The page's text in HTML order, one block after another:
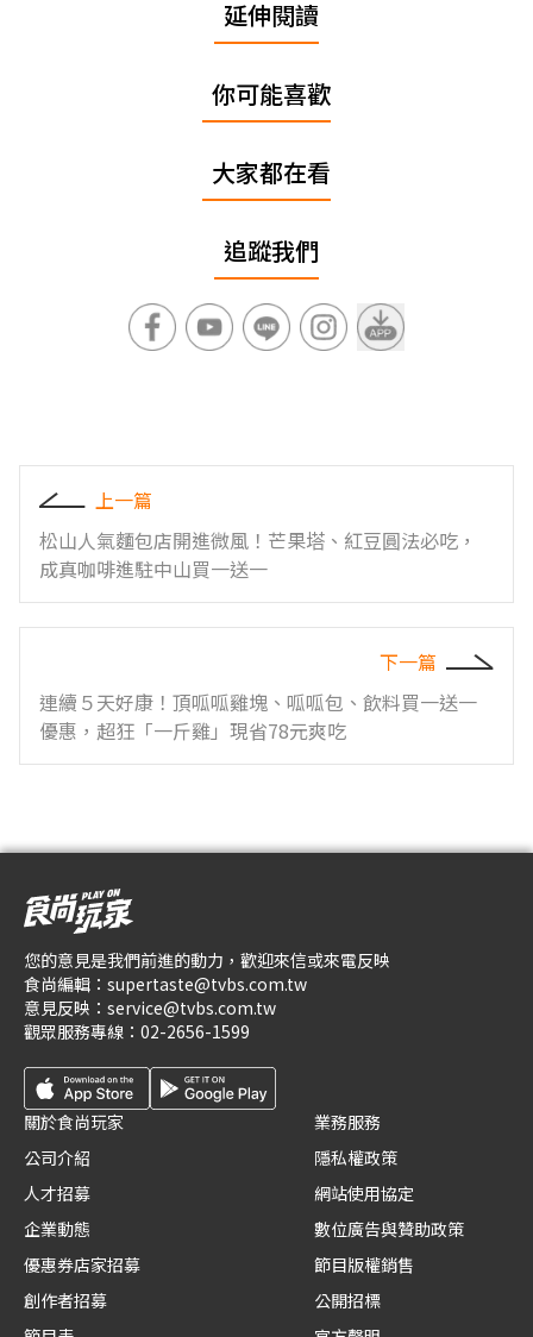
延伸閱讀
你可能喜歡
大家都在看
追蹤我們
上一篇
松山人氣麵包店開進微風！芒果塔、紅豆圓法必吃，
成真咖啡進駐中山買一送一
下一篇
連續５天好康！頂呱呱雞塊、呱呱包、飲料買一送一
優惠，超狂「一斤雞」現省78元爽吃
您的意見是我們前進的動力，歡迎來信或來電反映
食尚編輯： supertaste@tvbs.com.tw
意見反映： service@tvbs.com.tw
觀眾服務專線： 02-2656-1599
關於食尚玩家
公司介紹
人才招募
企業動態
優惠券店家招募
創作者招募
業務服務
隱私權政策
網站使用協定
數位廣告與贊助政策
節目版權銷售
公開招標